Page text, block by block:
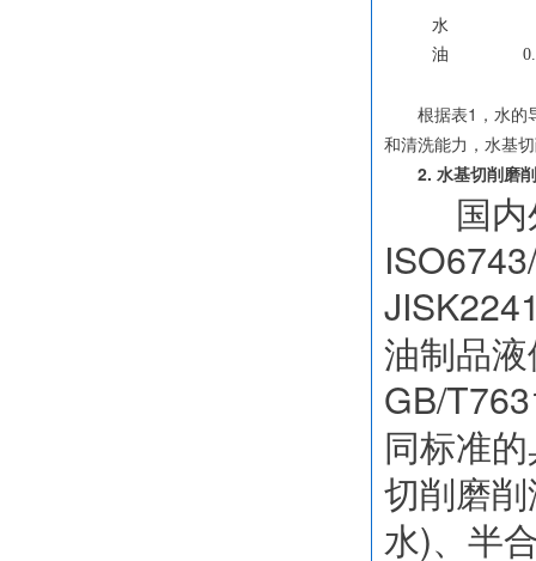
水
油
根据表1，水的导
和清洗能力，水基
2. 水基切削磨削
国内外
油制品
GB/
同标准
切削磨
水)、半